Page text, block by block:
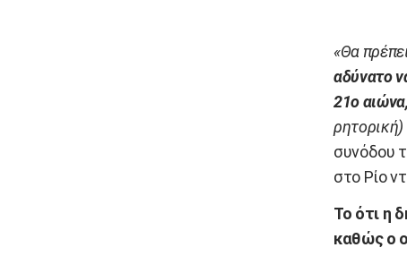
«Θα
αδύνατο
21ο
συνόδου
στο Ρίο
Το ότι η
καθώς ο